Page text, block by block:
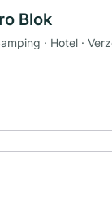
Blok
· Hotel ·